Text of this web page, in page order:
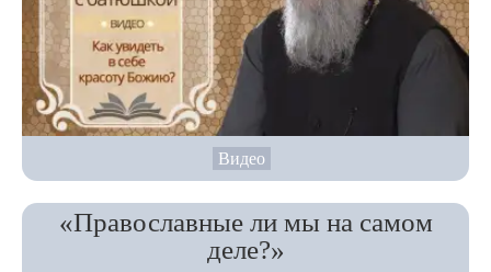
Видео
«Православные ли мы на самом
деле?»